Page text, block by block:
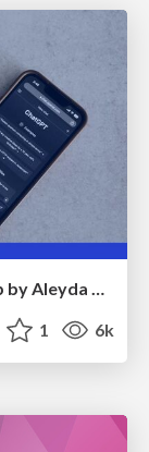
The AI Search Optimization Roadmap by Aleyda Solis
1 6k